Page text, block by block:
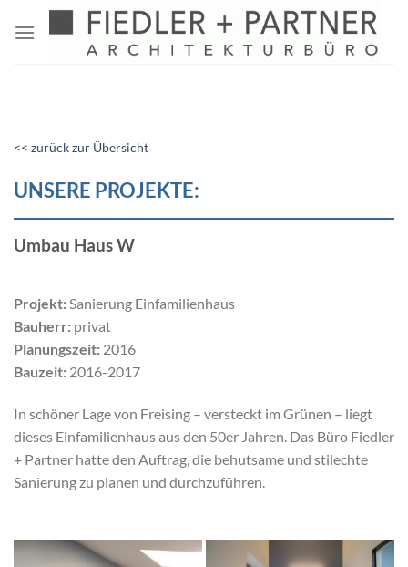
Inhalt
<< zurück zur Übersicht
UNSERE PROJEKTE:
Umbau Haus W
Projekt:Sanierung Einfamilienhaus
Bauherr: privat
Planungszeit: 2016
Bauzeit: 2016-2017
In schöner Lage von Freising – versteckt im Grünen – liegt
dieses Einfamilienhaus aus den 50er Jahren. Das Büro Fiedler
+ Partner hatte den Auftrag, die behutsame und stilechte
Sanierung zu planen und durchzuführen.